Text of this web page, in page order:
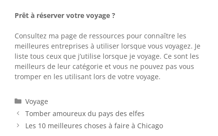
Prêt à réserver votre voyage ?
Consultez ma page de ressources pour connaître les
meilleures entreprises à utiliser lorsque vous voyagez. Je
liste tous ceux que j’utilise lorsque je voyage. Ce sont les
meilleurs de leur catégorie et vous ne pouvez pas vous
tromper en les utilisant lors de votre voyage.
Catégories
Voyage
Tomber amoureux du pays des elfes
Les 10 meilleures choses à faire à Chicago